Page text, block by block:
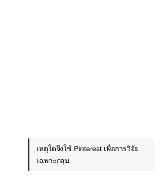
เหตุใดจึงใช้ Pinterest เพื่อการวิจัย
เฉพาะกลุ่ม